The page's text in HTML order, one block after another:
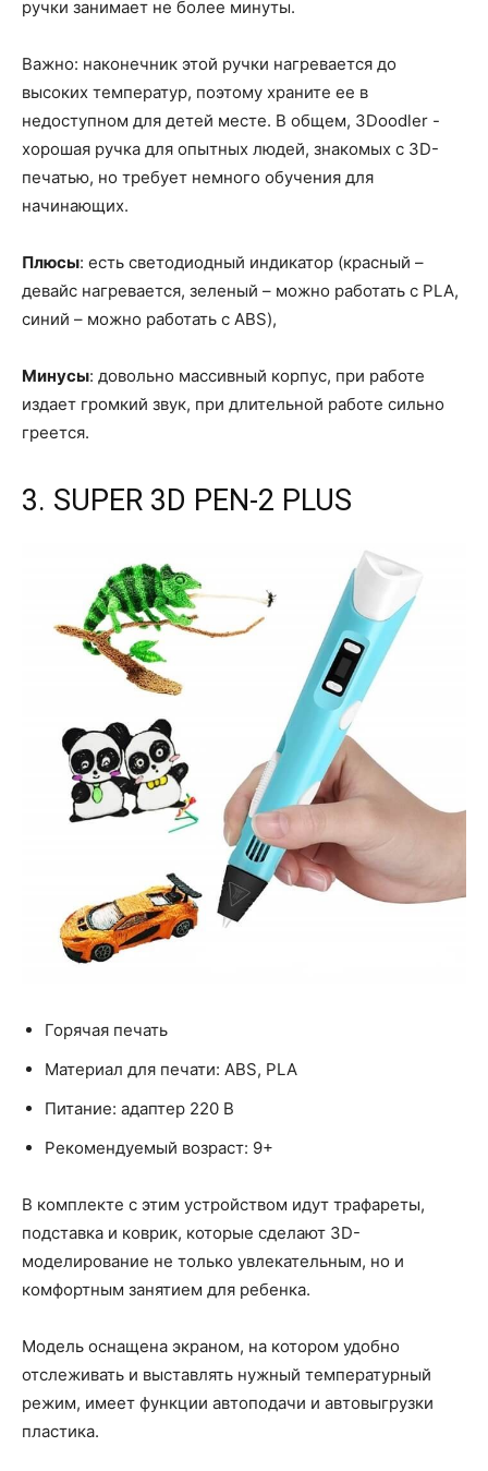
ручки занимает не более минуты.
Важно: наконечник этой ручки нагревается до
высоких температур, поэтому храните ее в
недоступном для детей месте. В общем, 3Doodler -
хорошая ручка для опытных людей, знакомых с 3D-
печатью, но требует немного обучения для
начинающих.
Плюсы: есть светодиодный индикатор (красный –
девайс нагревается, зеленый – можно работать с PLA,
синий – можно работать с ABS),
Минусы: довольно массивный корпус, при работе
издает громкий звук, при длительной работе сильно
греется.
3. SUPER 3D PEN-2 PLUS
Горячая печать
Материал для печати: ABS, PLA
Питание: адаптер 220 В
Рекомендуемый возраст: 9+
В комплекте с этим устройством идут трафареты,
подставка и коврик, которые сделают 3D-
моделирование не только увлекательным, но и
комфортным занятием для ребенка.
Модель оснащена экраном, на котором удобно
отслеживать и выставлять нужный температурный
режим, имеет функции автоподачи и автовыгрузки
пластика.